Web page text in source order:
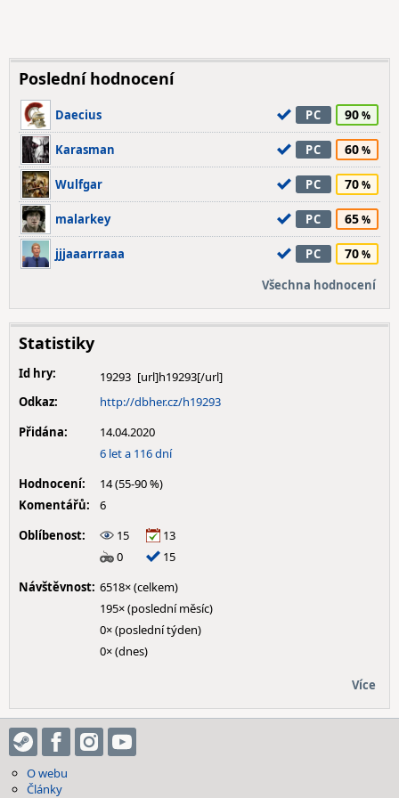
Poslední hodnocení
Daecius PC 90
Karasman PC 60
Wulfgar PC 70
malarkey PC 65
jjjaaarrraaa PC 70
Všechna hodnocení
Statistiky
Id hry:
19293
Odkaz:
http://dbher.cz/h19293
Přidána:
14.04.2020
6 let a 116 dní
Hodnocení:
14 (55-90 %)
Komentářů:
6
Oblíbenost:
15
13
0
15
Návštěvnost: 6518× (celkem)
195× (poslední měsíc)
0× (poslední týden)
0× (dnes)
Více
O webu
Články